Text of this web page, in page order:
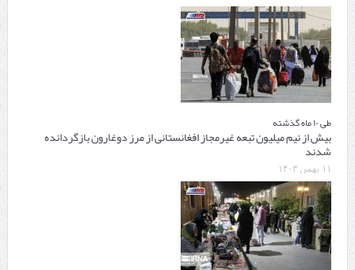
طی ۱۰ ماه گذشته
بیش از نیم میلیون تبعه غیرمجاز افغانستانی از مرز دوغارون بازگردانده
شدند
۱۱ بهمن ۱۴۰۳